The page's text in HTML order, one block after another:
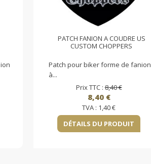
PATCH FANION A COUDRE US
CUSTOM CHOPPERS
Patch pour biker forme de fanion
à...
Prix TTC :8,40 €
8,40 €
TVA : 1,40 €
DÉTAILS DU PRODUIT